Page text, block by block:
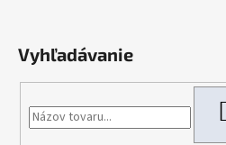
Vyhľadávanie